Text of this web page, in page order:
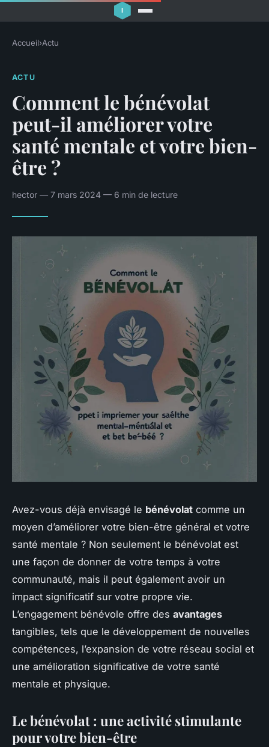
Accueil›Actu
ACTU
Comment le bénévolat
peut-il améliorer votre
santé mentale et votre bien-
être ?
hector — 7 mars 2024 — 6 min de lecture
Avez-vous déjà envisagé le bénévolat comme un
moyen d’améliorer votre bien-être général et votre
santé mentale ? Non seulement le bénévolat est
une façon de donner de votre temps à votre
communauté, mais il peut également avoir un
impact significatif sur votre propre vie.
L’engagement bénévole offre des avantages
tangibles, tels que le développement de nouvelles
compétences, l’expansion de votre réseau social et
une amélioration significative de votre santé
mentale et physique.
Le bénévolat : une activité stimulante
pour votre bien-être